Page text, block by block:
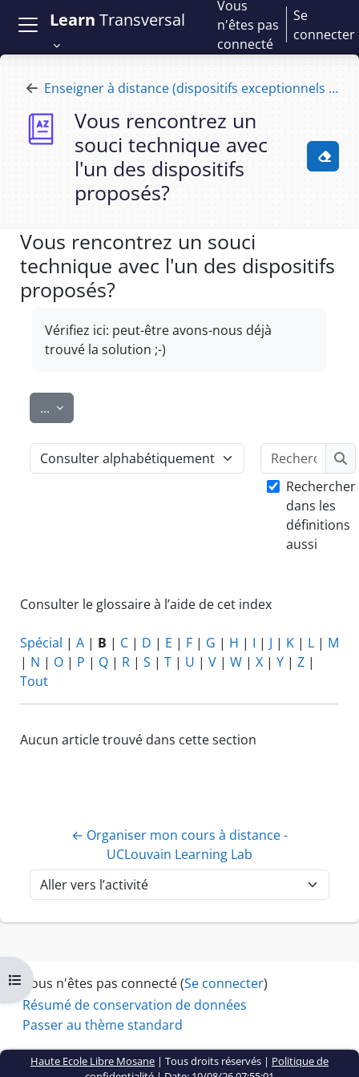
Learn Transversal
Vous
n'êtes pas
connecté
Se
connecter
Ouvrir l’index du cours
Enseigner à distance (dispositifs exceptionnels pour enseignants)
Vous rencontrez un
souci technique avec
l'un des dispositifs
proposés?
Vous rencontrez un souci
technique avec l'un des dispositifs
proposés?
Vérifiez ici: peut-être avons-nous déjà
trouvé la solution ;-)
... Exporter des articles
Consulter le glossaire à l’aide de cet index
Rechercher
dans les
définitions
aussi
Consulter le glossaire à l’aide de cet index
Spécial | A | B | C | D | E | F | G | H | I | J | K | L | M
| N | O | P | Q | R | S | T | U | V | W | X | Y | Z |
Tout
Aucun article trouvé dans cette section
← Organiser mon cours à distance -
UCLouvain Learning Lab
Aller vers l’activité
Vous n'êtes pas connecté (Se connecter)
Résumé de conservation de données
Passer au thème standard
Haute Ecole Libre Mosane | Tous droits réservés | Politique de